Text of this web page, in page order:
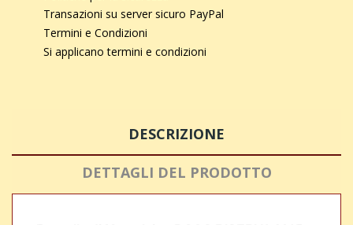
Transazioni su server sicuro PayPal
Termini e Condizioni
Si applicano termini e condizioni
DESCRIZIONE
DETTAGLI DEL PRODOTTO